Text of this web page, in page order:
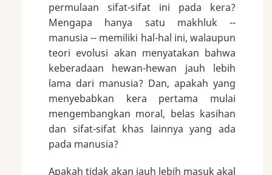
permulaan sifat-sifat ini pada kera?
Mengapa hanya satu makhluk --
manusia -- memiliki hal-hal ini, walaupun
teori evolusi akan menyatakan bahwa
keberadaan hewan-hewan jauh lebih
lama dari manusia? Dan, apakah yang
menyebabkan kera pertama mulai
mengembangkan moral, belas kasihan
dan sifat-sifat khas lainnya yang ada
pada manusia?
Apakah tidak akan jauh lebih masuk akal